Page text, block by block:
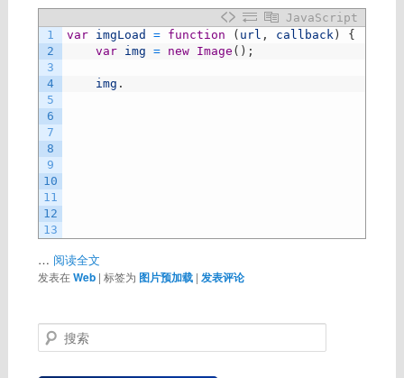
JavaScript
1
2
3
4
5
6
7
8
9
10
11
12
13
var imgLoad = function ( url , callback)
{
var
img = new Image ( ) ;
img .
… 阅读全文
发表在Web | 标签为 图片预加载 | 发表评论
搜
索